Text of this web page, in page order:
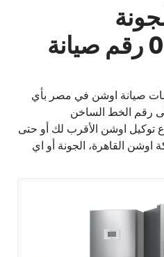
01100786152 رقم صيانة
صيانة اوشن في مصر بأي
رقم الخط الساخن
اوشن الأقرب لك أو حتى
اوشن القاهرة، الجونة أو اي